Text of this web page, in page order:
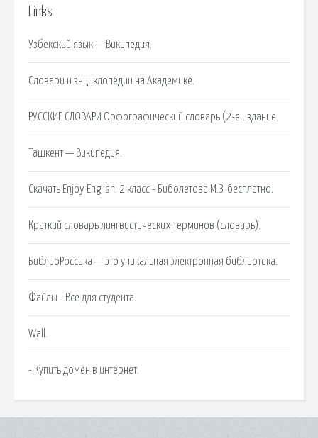
Links
Узбекский язык — Википедия.
Словари и энциклопедии на Академике.
РУССКИЕ СЛОВАРИ Орфографический словарь (2-е издание.
Ташкент — Википедия.
Скачать Enjoy English. 2 класс - Биболетова М.З. бесплатно.
Краткий словарь лингвистических терминов (словарь).
БиблиоРоссика — это уникальная электронная библиотека.
Файлы - Все для студента.
Wall.
- Купить домен в интернет.